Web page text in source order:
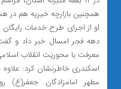
همچنین بازارچه خیریه هم در
او از اجرای طرح خدمات
معرفت با محوریت انقلاب
اسکندری خاطرنشان کرد:
مطهر امامزادگان جعفر(ع)